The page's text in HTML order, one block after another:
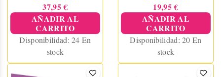
37,95 €
AÑADIR AL
CARRITO
Disponibilidad:24 En
stock
19,95 €
AÑADIR AL
CARRITO
Disponibilidad:20 En
stock